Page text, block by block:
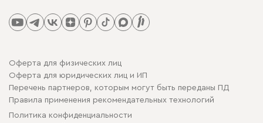
Оферта для физических лиц
Оферта для юридических лиц и ИП
Перечень партнеров, которым могут быть переданы ПД
Правила применения рекомендательных технологий
Политика конфиденциальности